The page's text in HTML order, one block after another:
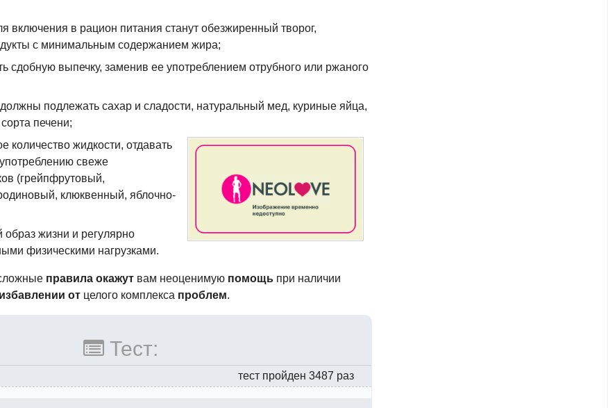
включения в рацион питания станут обезжиренный творог,
с минимальным содержанием жира;
сдобную выпечку, заменив ее употреблением отрубного или ржаного
подлежать сахар и сладости, натуральный мед, куриные яйца,
печени;
количество жидкости, отдавать
свеже
(грейпфрутовый,
клюквенный, яблочно-
образ жизни и регулярно
физическими нагрузками.
правила окажут вам неоценимую помощь при наличии
избавлении от целого комплекса проблем.
Тест:
тест пройден 3487 раз